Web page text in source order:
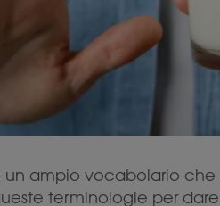
un ampio vocabolario
terminologie per